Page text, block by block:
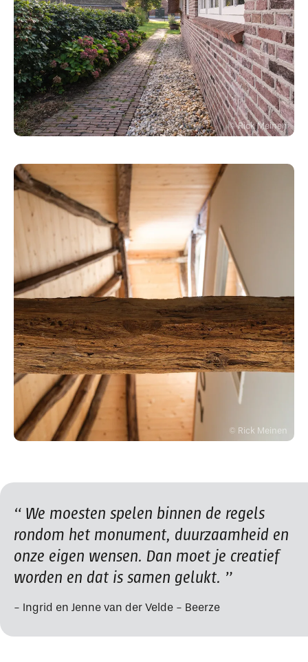
Rick Meinen
Rick Meinen
We moesten spelen binnen de regels
rondom het monument, duurzaamheid en
onze eigen wensen. Dan moet je creatief
worden en dat is samen gelukt.
Ingrid en Jenne van der Velde - Beerze